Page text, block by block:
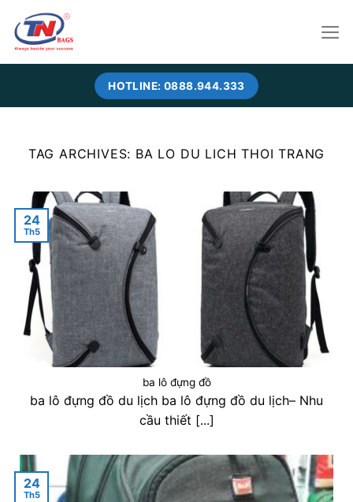
content
HOTLINE: 0888.944.333
TAG ARCHIVES: BA LO DU LICH THOI TRANG
ba lô đựng đồ
ba lô đựng đồ du lịch ba lô đựng đồ du lịch– Nhu
cầu thiết [...]
24
Th5
24
Th5